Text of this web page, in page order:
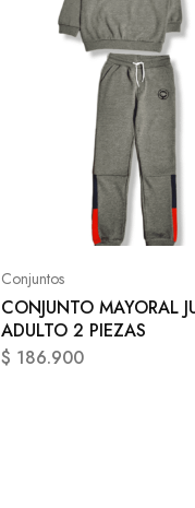
Conjuntos
CONJUNTO MAYORAL
ADULTO 2 PIEZAS
$ 186.900